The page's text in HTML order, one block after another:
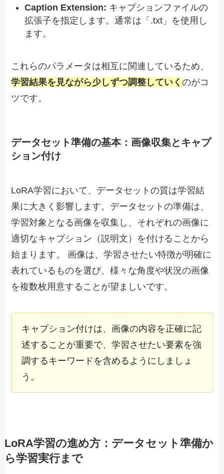
Caption Extension: キャプションファイルの
拡張子を指定します。通常は「.txt」を使用し
ます。
これらのパラメータは相互に関連しているため、
学習結果を見ながら少しずつ調整していくのがコ
ツです。
データセット準備の基本：画像収集とキャプ
ション付け
LoRA学習において、データセットの質は学習結
果に大きく影響します。データセットの準備は、
学習対象となる画像を収集し、それぞれの画像に
適切なキャプション（説明文）を付けることから
始まります。 画像は、学習させたい特徴が明確に
表れているものを選び、様々な角度や状況の画像
を複数枚用意することが望ましいです。
キャプション付けは、画像の内容を正確に記
述することが重要で、学習させたい要素を強
調するキーワードを含めるようにしましょ
う。
LoRA学習の進め方：データセット準備か
ら学習実行まで